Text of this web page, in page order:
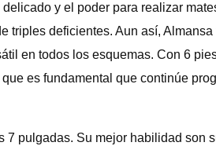
y el poder para realizar
triples deficientes. Aun así,
en todos los esquemas. Con 6
es fundamental que continúe
7 pulgadas. Su mejor habilidad son